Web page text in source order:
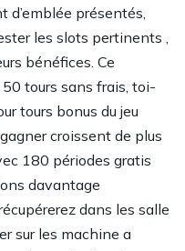
présentés,
les slots pertinents ,
bénéfices. Ce
tours sans frais, toi-
tours bonus du jeu
croissent de plus
180 périodes gratis
davantage
dans les salle
sur les machine a